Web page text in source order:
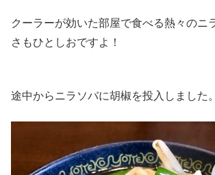
クーラーが効いた部屋で食べる熱々のニ
さもひとしおですよ！
途中からニラソバに胡椒を投入しました。